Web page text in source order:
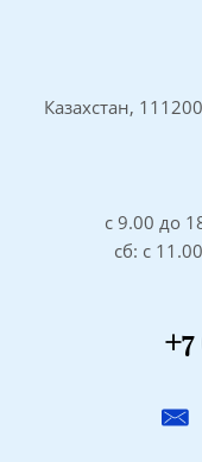
Казахстан,
с 9.00 до
сб: с
+7